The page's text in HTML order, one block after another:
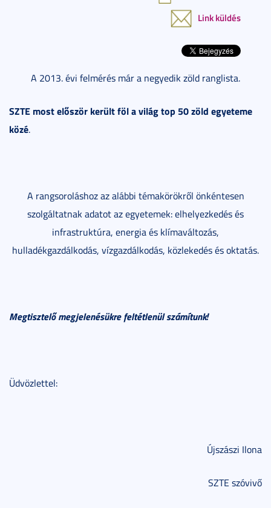
Link küldés
A 2013. évi felmérés már a negyedik zöld ranglista.
SZTE most először került föl a világ top 50 zöld egyeteme
közé.
A rangsoroláshoz az alábbi témakörökről önkéntesen
szolgáltatnak adatot az egyetemek: elhelyezkedés és
infrastruktúra, energia és klímaváltozás,
hulladékgazdálkodás, vízgazdálkodás, közlekedés és oktatás.
Megtisztelő megjelenésükre feltétlenül számítunk!
Üdvözlettel:
Újszászi Ilona
SZTE szóvivő